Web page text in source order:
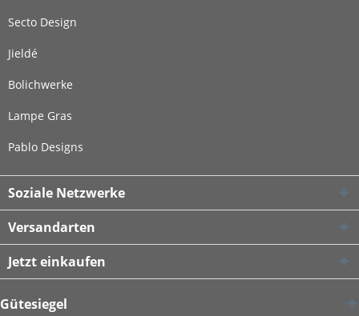
Secto Design
Jieldé
Bolichwerke
Lampe Gras
Pablo Designs
Soziale Netzwerke
Versandarten
Jetzt einkaufen
Gütesiegel